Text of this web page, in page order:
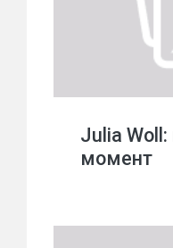
Julia
момент